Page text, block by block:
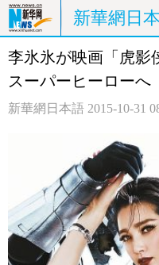
新華網日
ホームページ
中日対訳
李氷氷が映画「虎影
スーパーヒーローへ
新華網日本語 2015-10-31